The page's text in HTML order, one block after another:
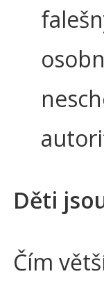
Děti
Čím